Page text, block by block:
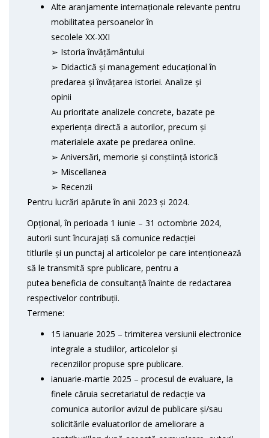
Alte aranjamente internaționale relevante pentru
mobilitatea persoanelor în
secolele XX-XXI
➢ Istoria învățământului
➢ Didactică și management educațional în
predarea și învățarea istoriei. Analize și
opinii
Au prioritate analizele concrete, bazate pe
experiența directă a autorilor, precum și
materialele axate pe predarea online.
➢ Aniversări, memorie și conștiință istorică
➢ Miscellanea
➢ Recenzii
Pentru lucrări apărute în anii 2023 și 2024.
Opțional, în perioada 1 iunie – 31 octombrie 2024,
autorii sunt încurajați să comunice redacției
titlurile și un punctaj al articolelor pe care intenționează
să le transmită spre publicare, pentru a
putea beneficia de consultanță înainte de redactarea
respectivelor contribuții.
Termene:
15 ianuarie 2025 – trimiterea versiunii electronice
integrale a studiilor, articolelor și
recenziilor propuse spre publicare.
ianuarie-martie 2025 – procesul de evaluare, la
finele căruia secretariatul de redacție va
comunica autorilor avizul de publicare și/sau
solicitările evaluatorilor de ameliorare a